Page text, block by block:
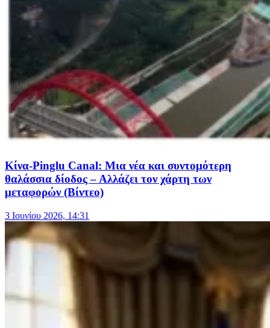
Κίνα-Pinglu Canal: Μια νέα και συντομότερη
θαλάσσια δίοδος – Αλλάζει τον χάρτη των
μεταφορών (Βίντεο)
3 Ιουνίου 2026, 14:31